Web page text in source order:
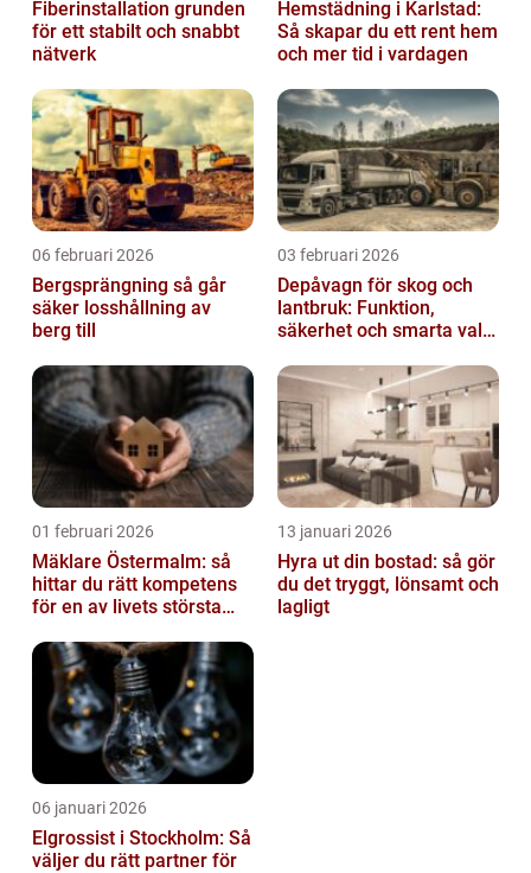
Fiberinstallation grunden
för ett stabilt och snabbt
nätverk
Hemstädning i Karlstad:
Så skapar du ett rent hem
och mer tid i vardagen
06 februari 2026
Bergsprängning så går
säker losshållning av
berg till
03 februari 2026
Depåvagn för skog och
lantbruk: Funktion,
säkerhet och smarta val
01 februari 2026
Mäklare Östermalm: så
hittar du rätt kompetens
för en av livets största
13 januari 2026
Hyra ut din bostad: så gör
du det tryggt, lönsamt och
lagligt
06 januari 2026
Elgrossist i Stockholm: Så
väljer du rätt partner för